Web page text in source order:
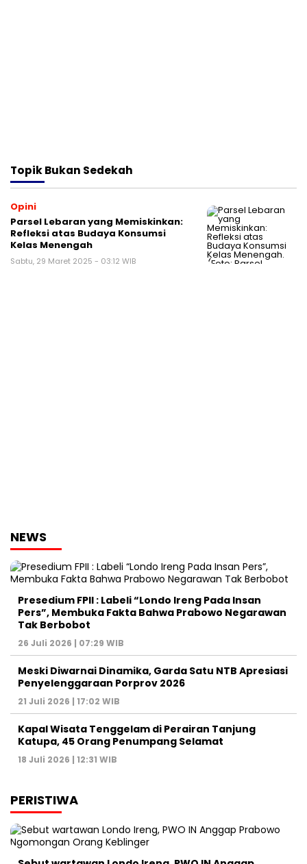
TopikBukan Sedekah
Opini
Parsel Lebaran yang Memiskinkan:
Refleksi atas Budaya Konsumsi
Kelas Menengah
Sabtu, 29 Maret 2025 - 03:12 WIB
NEWS
Presedium FPII : Labeli “Londo Ireng Pada Insan
Pers”, Membuka Fakta Bahwa Prabowo Negarawan
Tak Berbobot
26 Juli 2026 | 07:29 WIB
Meski Diwarnai Dinamika, Garda Satu NTB Apresiasi
Penyelenggaraan Porprov 2026 ‎
21 Juli 2026 | 17:02 WIB
Kapal Wisata Tenggelam di Perairan Tanjung
Katupa, 45 Orang Penumpang Selamat
18 Juli 2026 | 12:31 WIB
PERISTIWA